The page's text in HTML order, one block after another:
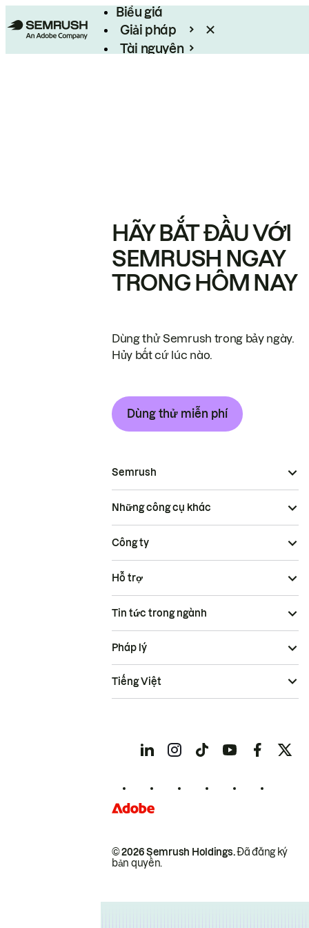
Biểu giá
Giải pháp
Tài nguyên
HÃY BẮT ĐẦU VỚI
SEMRUSH NGAY
TRONG HÔM NAY
Dùng thử Semrush trong bảy ngày.
Hủy bất cứ lúc nào.
Dùng thử miễn phí
Semrush
Những công cụ khác
Công ty
Hỗ trợ
Tin tức trong ngành
© 2026 Semrush Holdings.Đã đăng ký
bản quyền.
Pháp lý
Tiếng Việt